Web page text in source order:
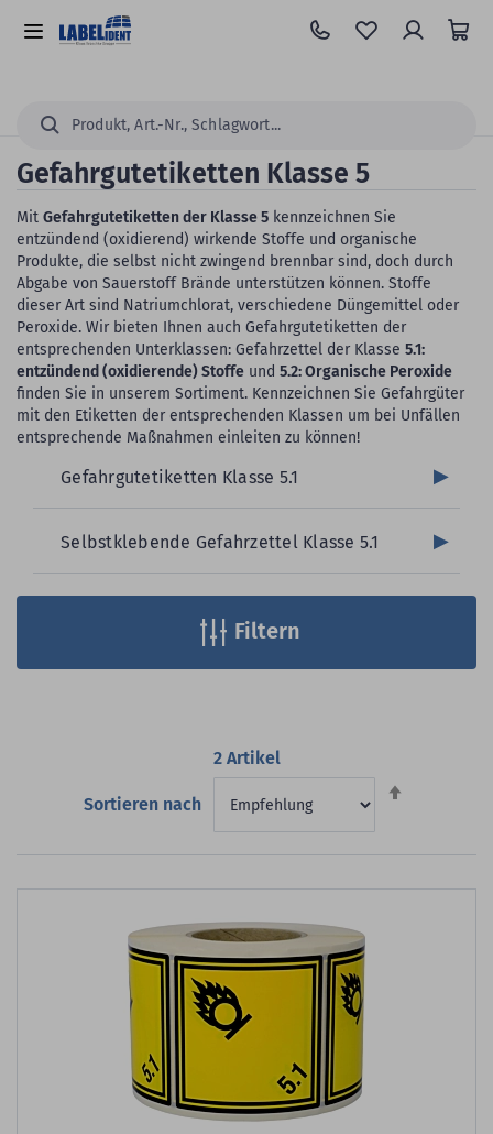
Hauptinhalt
springen
Alle
Suchen...
Gefahrgutetiketten Klasse 5
Mit Gefahrgutetiketten der Klasse 5 kennzeichnen Sie
entzündend (oxidierend) wirkende Stoffe und organische
Produkte, die selbst nicht zwingend brennbar sind, doch durch
Abgabe von Sauerstoff Brände unterstützen können. Stoffe
dieser Art sind Natriumchlorat, verschiedene Düngemittel oder
Peroxide. Wir bieten Ihnen auch Gefahrgutetiketten der
entsprechenden Unterklassen: Gefahrzettel der Klasse 5.1:
entzündend (oxidierende) Stoffe und 5.2: Organische Peroxide
finden Sie in unserem Sortiment. Kennzeichnen Sie Gefahrgüter
mit den Etiketten der entsprechenden Klassen um bei Unfällen
entsprechende Maßnahmen einleiten zu können!
Gefahrgutetiketten Klasse 5.1
Selbstklebende Gefahrzettel Klasse 5.1
2Artikel
Sortieren nach
Filtern